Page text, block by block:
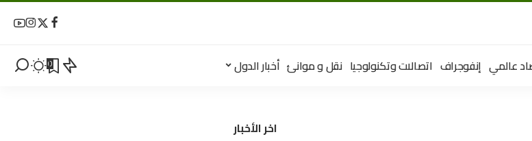
عالمي إنفوجراف اتصالات وتكنولوجيا نقل و موانئ أخبار الدول 0
اخر الأخبار